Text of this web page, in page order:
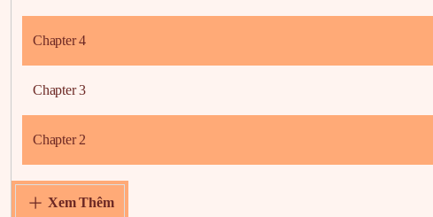
Chapter 4
Chapter 3
Chapter 2
Chapter 1
Xem Thêm